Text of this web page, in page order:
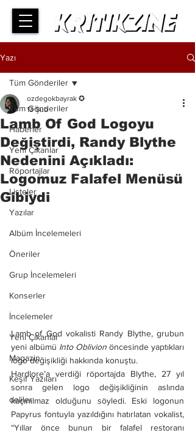
Yazı
Tüm Gönderiler
Haberler
Yeni Çıkanlar
Röportajlar
Listeler
Yazılar
Albüm İncelemeleri
Öneriler
Grup İncelemeleri
Konserler
İncelemeler
Yeni Çıkanlar
Magazin
Keşif Yazıları
deliler
Tüm Gönderiler
Lamb Of God Logoyu
Değiştirdi, Randy Blythe
Nedenini Açıkladı:
Logomuz Falafel Menüsü
Gibiydi
ozdegokbayrak ✪
13 Şub
Lamb of God vokalisti Randy Blythe, grubun
yeni albümü Into Oblivion öncesinde yaptıkları
logo değişikliği hakkında konuştu.
Hardlore’a verdiği röportajda Blythe, 27 yıl
sonra gelen logo değişikliğinin aslında
kaçınılmaz olduğunu söyledi. Eski logonun
Papyrus fontuyla yazıldığını hatırlatan vokalist,
“Yıllar önce bunun bir falafel restoranı